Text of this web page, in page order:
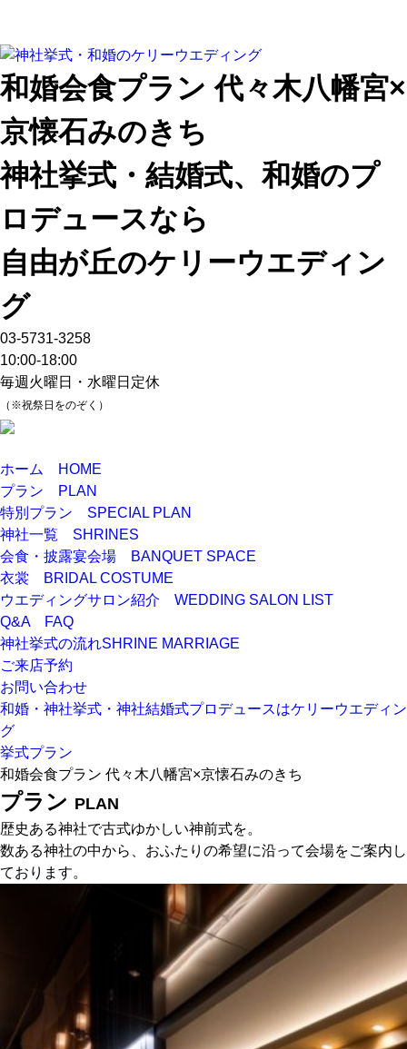
和婚会食プラン 代々木八幡宮×
京懐石みのきち
神社挙式・結婚式、和婚のプ
ロデュースなら
自由が丘のケリーウエディン
グ
03-5731-3258
10:00-18:00
毎週火曜日・水曜日定休
（※祝祭日をのぞく）
ホーム
HOME
プラン
PLAN
特別プラン SPECIAL PLAN
神社一覧 SHRINES
会食・披露宴会場
BANQUET SPACE
衣裳
BRIDAL COSTUME
ウエディングサロン紹介 WEDDING SALON LIST
Q&A
FAQ
神社挙式の流れSHRINE MARRIAGE
ご来店予約
お問い合わせ
和婚・神社挙式・神社結婚式プロデュースはケリーウエディン
グ
挙式プラン
和婚会食プラン 代々木八幡宮×京懐石みのきち
プラン PLAN
歴史ある神社で古式ゆかしい神前式を。
数ある神社の中から、おふたりの希望に沿って会場をご案内し
ております。